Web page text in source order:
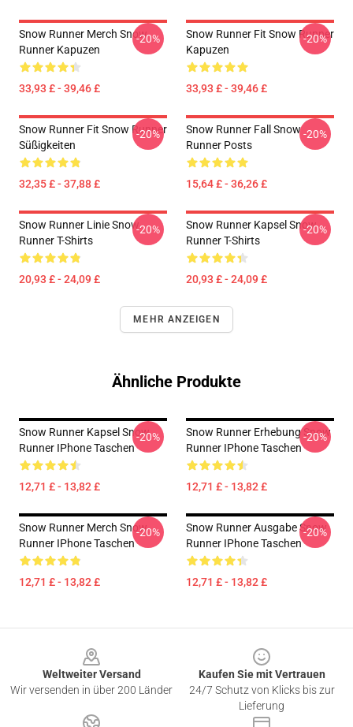
Snow Runner Merch Snow
Runner Kapuzen
33,93 £ - 39,46 £
-20%
Snow Runner Fit Snow Runner
Kapuzen
33,93 £ - 39,46 £
-20%
Snow Runner Fit Snow Runner
Süßigkeiten
32,35 £ - 37,88 £
-20%
Snow Runner Fall Snow
Runner Posts
15,64 £ - 36,26 £
-20%
Snow Runner Linie Snow
Runner T-Shirts
20,93 £ - 24,09 £
-20%
Snow Runner Kapsel Snow
Runner T-Shirts
20,93 £ - 24,09 £
-20%
MEHR ANZEIGEN
Ähnliche Produkte
Snow Runner Kapsel Snow
Runner IPhone Taschen
12,71 £ - 13,82 £
-20%
Snow Runner Erhebung Snow
Runner IPhone Taschen
12,71 £ - 13,82 £
-20%
Snow Runner Merch Snow
Runner IPhone Taschen
12,71 £ - 13,82 £
-20%
Snow Runner Ausgabe Snow
Runner IPhone Taschen
12,71 £ - 13,82 £
-20%
Weltweiter Versand
Wir versenden in über 200 Länder
Kaufen Sie mit Vertrauen
24/7 Schutz von Klicks bis zur
Lieferung